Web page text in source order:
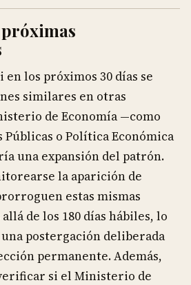
en los próximos 30 días se
similares en otras
de Economía —como
Públicas o Política Económica
una expansión del patrón.
la aparición de
estas mismas
de los 180 días hábiles, lo
postergación deliberada
permanente. Además,
si el Ministerio de